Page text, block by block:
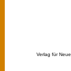
Verlag für